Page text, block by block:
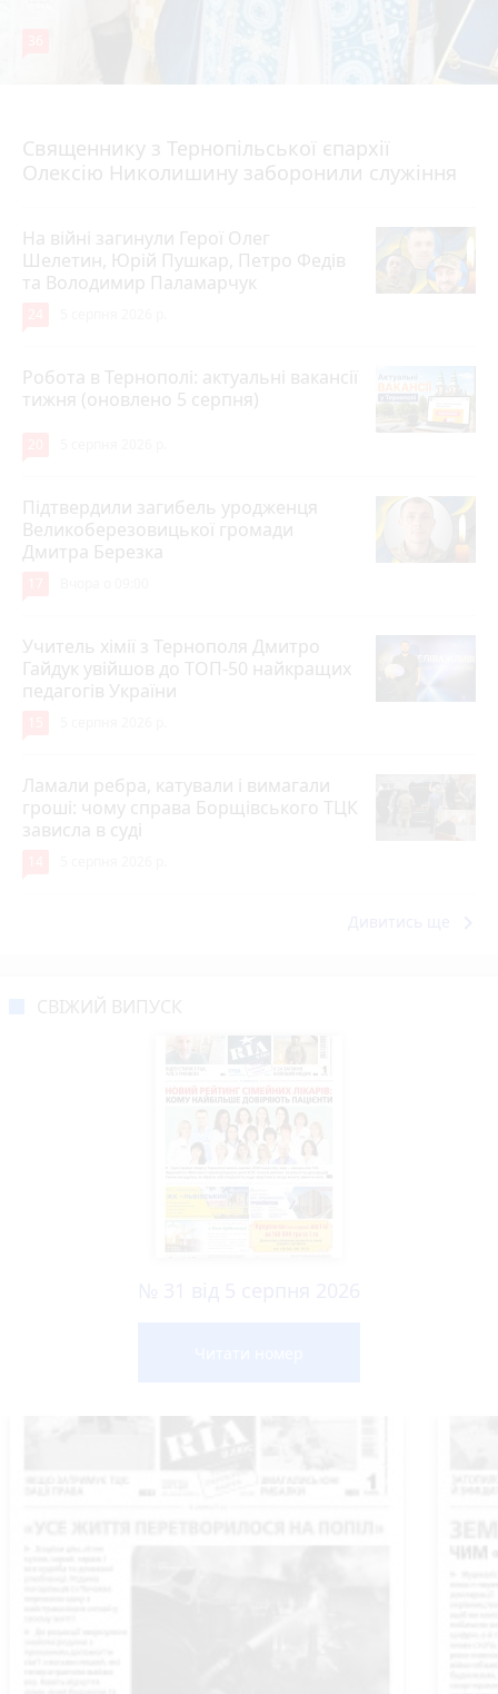
Священнику з Тернопільської єпархії
Олексію Николишину заборонили служіння
На війні загинули Герої Олег
Шелетин, Юрій Пушкар, Петро Федів
та Володимир Паламарчук
Робота в Тернополі: актуальні вакансії
тижня (оновлено 5 серпня)
Підтвердили загибель уродженця
Великоберезовицької громади
Дмитра Березка
Учитель хімії з Тернополя Дмитро
Гайдук увійшов до ТОП-50 найкращих
педагогів України
Ламали ребра, катували і вимагали
гроші: чому справа Борщівського ТЦК
зависла в суді